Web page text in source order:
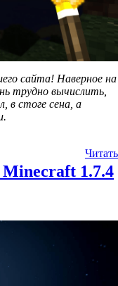
сайта! Наверное на
трудно вычислить,
в стоге сена, а
Читать
1.7.4